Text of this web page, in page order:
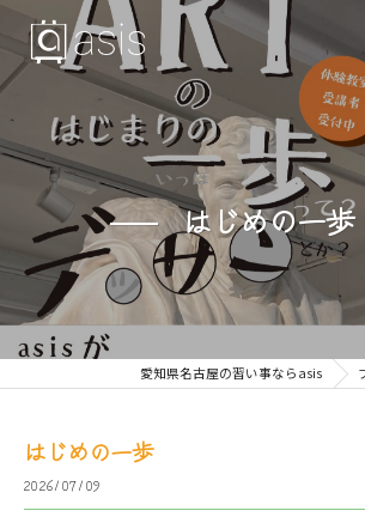
はじめの一歩
愛知県名古屋の習い事ならasis
はじめの一歩
2026/07/09